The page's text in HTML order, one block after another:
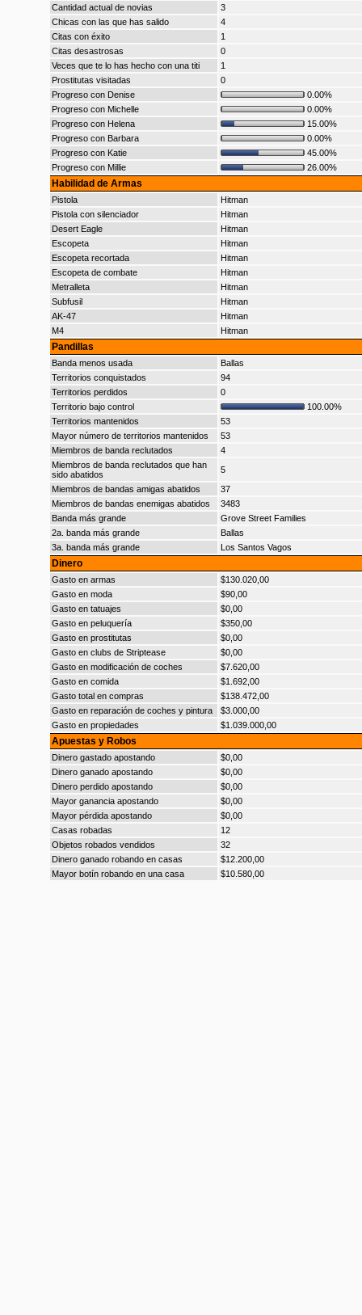
Cantidad actual de novias
3
Chicas con las que has salido
4
Citas con éxito
1
Citas desastrosas
0
Veces que te lo has hecho con una titi
1
Prostitutas visitadas
0
Progreso con Denise
0.00%
Progreso con Michelle
0.00%
Progreso con Helena
15.00%
Progreso con Barbara
0.00%
Progreso con Katie
45.00%
Progreso con Millie
26.00%
Habilidad de Armas
Pistola
Hitman
Pistola con silenciador
Hitman
Desert Eagle
Hitman
Escopeta
Hitman
Escopeta recortada
Hitman
Escopeta de combate
Hitman
Metralleta
Hitman
Subfusil
Hitman
AK-47
Hitman
M4
Hitman
Pandillas
Banda menos usada
Ballas
Territorios conquistados
94
Territorios perdidos
0
Territorio bajo control
100.00%
Territorios mantenidos
53
Mayor número de territorios mantenidos
53
Miembros de banda reclutados
4
Miembros de banda reclutados que han
sido abatidos
5
Miembros de bandas amigas abatidos
37
Miembros de bandas enemigas abatidos
3483
Banda más grande
Grove Street Families
2a. banda más grande
Ballas
3a. banda más grande
Los Santos Vagos
Dinero
Gasto en armas
$130.020,00
Gasto en moda
$90,00
Gasto en tatuajes
$0,00
Gasto en peluquería
$350,00
Gasto en prostitutas
$0,00
Gasto en clubs de Striptease
$0,00
Gasto en modificación de coches
$7.620,00
Gasto en comida
$1.692,00
Gasto total en compras
$138.472,00
Gasto en reparación de coches y pintura
$3.000,00
Gasto en propiedades
$1.039.000,00
Apuestas y Robos
Dinero gastado apostando
$0,00
Dinero ganado apostando
$0,00
Dinero perdido apostando
$0,00
Mayor ganancia apostando
$0,00
Mayor pérdida apostando
$0,00
Casas robadas
12
Objetos robados vendidos
32
Dinero ganado robando en casas
$12.200,00
Mayor botín robando en una casa
$10.580,00